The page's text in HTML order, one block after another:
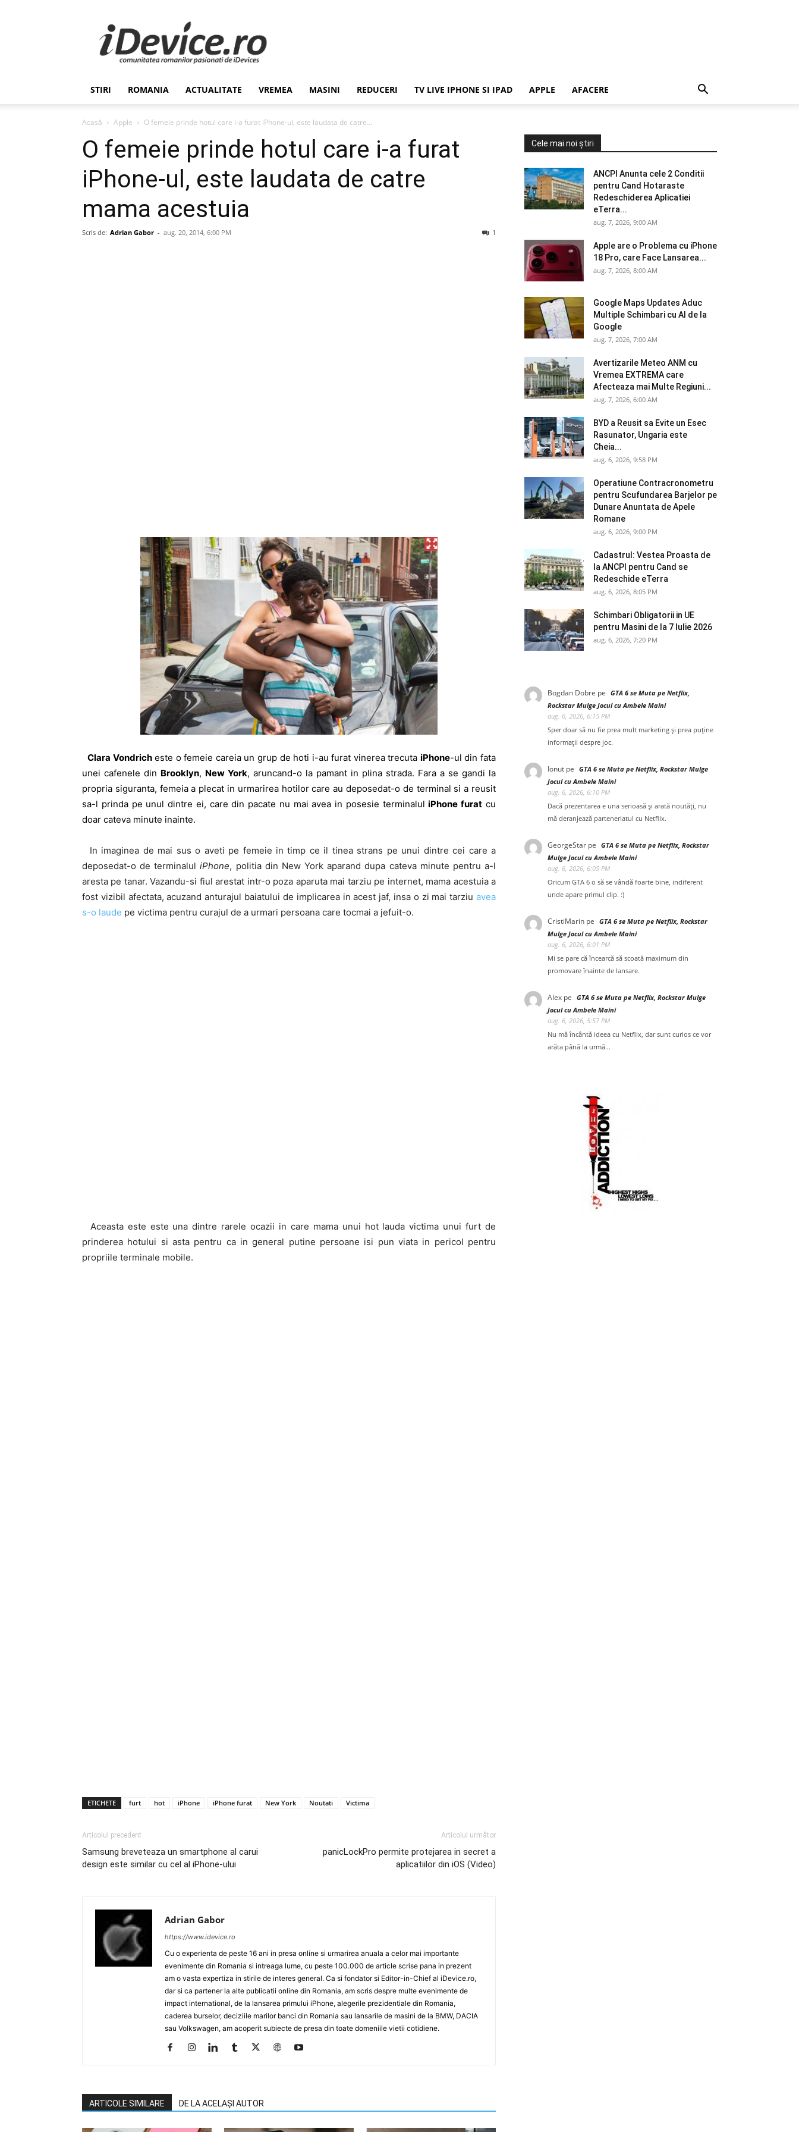
Stiri
de
Ultima
Ora
Romania,
Economie,
iDevice.ro
STIRI ROMANIA ACTUALITATE VREMEA MASINI REDUCERI TV LIVE IPHONE SI IPAD APPLE AFACERE
Acasă Apple O femeie prinde hotul care i-a furat iPhone-ul, este laudata de catre...
O femeie prinde hotul care i-a furat
iPhone-ul, este laudata de catre
mama acestuia
Scris de: Adrian Gabor - aug. 20, 2014, 6:00 PM 1
Clara Vondricheste o femeie careia un grup de hoti i-au furat vinerea trecuta iPhone-ul din fata
unei cafenele din Brooklyn, New York, aruncand-o la pamant in plina strada. Fara a se gandi la
propria siguranta, femeia a plecat in urmarirea hotilor care au deposedat-o de terminal si a reusit
sa-l prinda pe unul dintre ei, care din pacate nu mai avea in posesie terminaluliPhone furat cu
doar cateva minute inainte.
In imaginea de mai sus o aveti pe femeie in timp ce il tinea strans pe unui dintre cei care a
deposedat-o de terminaluliPhone, politia din New York aparand dupa cateva minute pentru a-l
aresta pe tanar. Vazandu-si fiul arestat intr-o poza aparuta mai tarziu pe internet, mama acestuia a
fost vizibil afectata, acuzand anturajul baiatului de implicarea in acest jaf, insa o zi mai tarziu avea
s-o laude pe victima pentru curajul de a urmari persoana care tocmai a jefuit-o.
Aceasta este este una dintre rarele ocazii in care mama unui hot lauda victima unui furt de
prinderea hotului si asta pentru ca in general putine persoane isi pun viata in pericol pentru
propriile terminale mobile.
ETICHETE furt hot iPhone iPhone furat New York Noutati Victima
Articolul precedent
Samsung breveteaza un smartphone al carui
design este similar cu cel al iPhone-ului
Articolul următor
panicLockPro permite protejarea in secret a
aplicatiilor din iOS (Video)
Adrian Gabor
https://www.idevice.ro
Cu o experienta de peste 16 ani in presa online si urmarirea anuala a celor mai importante
evenimente din Romania si intreaga lume, cu peste 100.000 de article scrise pana in prezent
am o vasta expertiza in stirile de interes general. Ca si fondator si Editor-in-Chief al iDevice.ro,
dar si ca partener la alte publicatii online din Romania, am scris despre multe evenimente de
impact international, de la lansarea primului iPhone, alegerile prezidentiale din Romania,
caderea burselor, deciziile marilor banci din Romania sau lansarile de masini de la BMW, DACIA
sau Volkswagen, am acoperit subiecte de presa din toate domeniile vietii cotidiene.
ARTICOLE SIMILARE DE LA ACELAȘI AUTOR
Cele mai noi știri
ANCPI Anunta cele 2 Conditii
pentru Cand Hotaraste
Redeschiderea Aplicatiei
eTerra...
aug. 7, 2026, 9:00 AM
Apple are o Problema cu iPhone
18 Pro, care Face Lansarea...
aug. 7, 2026, 8:00 AM
Google Maps Updates Aduc
Multiple Schimbari cu AI de la
Google
aug. 7, 2026, 7:00 AM
Avertizarile Meteo ANM cu
Vremea EXTREMA care
Afecteaza mai Multe Regiuni...
aug. 7, 2026, 6:00 AM
BYD a Reusit sa Evite un Esec
Rasunator, Ungaria este
Cheia...
aug. 6, 2026, 9:58 PM
Operatiune Contracronometru
pentru Scufundarea Barjelor pe
Dunare Anuntata de Apele
Romane
aug. 6, 2026, 9:00 PM
Cadastrul: Vestea Proasta de
la ANCPI pentru Cand se
Redeschide eTerra
aug. 6, 2026, 8:05 PM
Schimbari Obligatorii in UE
pentru Masini de la 7 Iulie 2026
aug. 6, 2026, 7:20 PM
Bogdan Dobre pe GTA 6 se Muta pe Netflix,
Rockstar Mulge Jocul cu Ambele Maini
aug. 6, 2026, 6:15 PM
Sper doar să nu fie prea mult marketing și prea puține
informații despre joc.
Ionut pe GTA 6 se Muta pe Netflix, Rockstar Mulge
Jocul cu Ambele Maini
aug. 6, 2026, 6:10 PM
Dacă prezentarea e una serioasă și arată noutăți, nu
mă deranjează parteneriatul cu Netflix.
GeorgeStar pe GTA 6 se Muta pe Netflix, Rockstar
Mulge Jocul cu Ambele Maini
aug. 6, 2026, 6:05 PM
Oricum GTA 6 o să se vândă foarte bine, indiferent
unde apare primul clip. :)
CristiMarin pe GTA 6 se Muta pe Netflix, Rockstar
Mulge Jocul cu Ambele Maini
aug. 6, 2026, 6:01 PM
Mi se pare că încearcă să scoată maximum din
promovare înainte de lansare.
Alex pe GTA 6 se Muta pe Netflix, Rockstar Mulge
Jocul cu Ambele Maini
aug. 6, 2026, 5:57 PM
Nu mă încântă ideea cu Netflix, dar sunt curios ce vor
arăta până la urmă...